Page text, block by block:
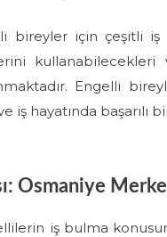
bireyler için çeşitli iş
Engelli
iş hayatında başarılı
Osmaniye
iş bulma